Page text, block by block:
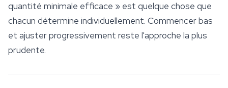
quantité minimale efficace » est quelque chose que
chacun détermine individuellement. Commencer bas
et ajuster progressivement reste l'approche la plus
prudente.